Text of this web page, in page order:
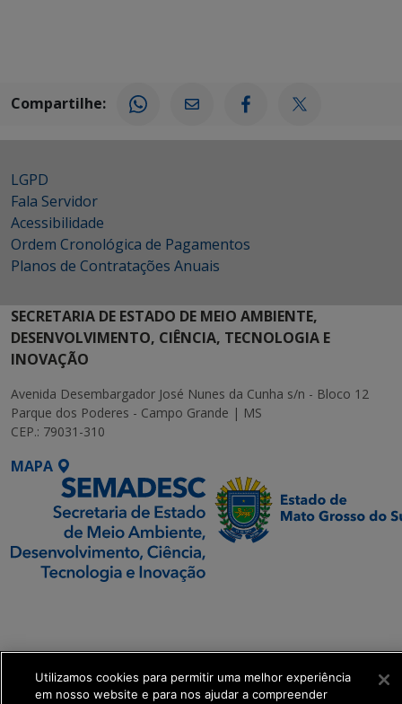
Compartilhe:
LGPD
Fala Servidor
Acessibilidade
Ordem Cronológica de Pagamentos
Planos de Contratações Anuais
SECRETARIA DE ESTADO DE MEIO AMBIENTE,
DESENVOLVIMENTO, CIÊNCIA, TECNOLOGIA E
INOVAÇÃO
Avenida Desembargador José Nunes da Cunha s/n - Bloco 12
Parque dos Poderes - Campo Grande | MS
CEP.: 79031-310
MAPA
Transformação Digital
get_footer();
Utilizamos cookies para permitir uma melhor experiência
em nosso website e para nos ajudar a compreender